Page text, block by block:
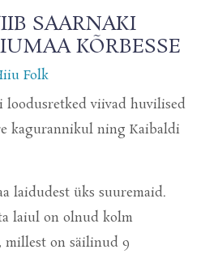
SAARNAKI
KÕRBESSE
Folk
loodusretked viivad huvilised
kagurannikul ning Kaibaldi
laidudest üks suuremaid.
laiul on olnud kolm
millest on säilinud 9